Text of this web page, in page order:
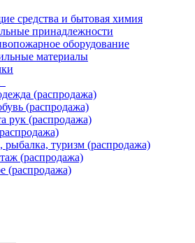
средства и бытовая химия
принадлежности
оборудование
материалы
(распродажа)
(распродажа)
рук (распродажа)
рыбалка, туризм (распродажа)
(распродажа)
(распродажа)